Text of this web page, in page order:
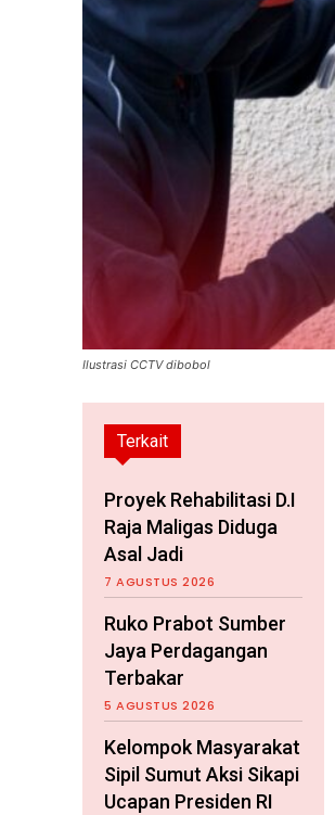
Ilustrasi CCTV dibobol
Terkait
Proyek Rehabilitasi D.I
Raja Maligas Diduga
Asal Jadi
7 AGUSTUS 2026
Ruko Prabot Sumber
Jaya Perdagangan
Terbakar
5 AGUSTUS 2026
Kelompok Masyarakat
Sipil Sumut Aksi Sikapi
Ucapan Presiden RI